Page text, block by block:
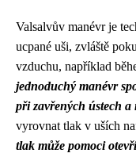
Valsalvův manévr je
ucpané uši, zvláště
vzduchu, například
jednoduchý manévr
při zavřených ústech a
vyrovnat tlak v uších
tlak může pomoci